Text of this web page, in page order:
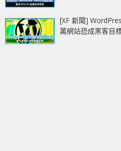
[XF 新聞]
萬網站恐成黑客目